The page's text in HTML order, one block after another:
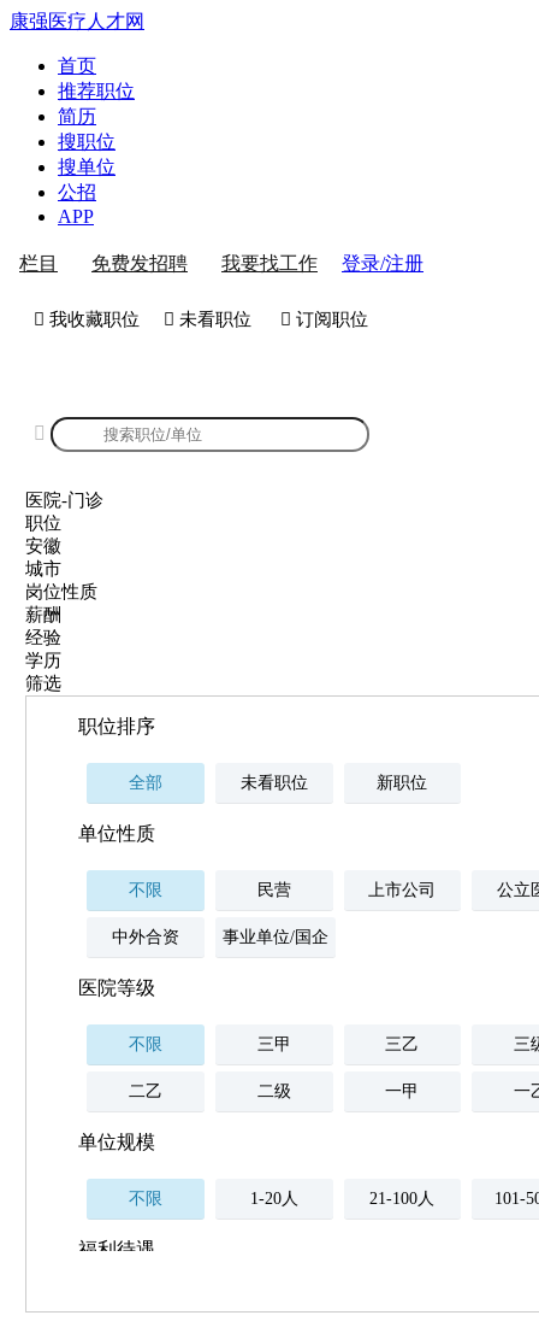
康强医疗人才网
首页
推荐职位
简历
搜职位
搜单位
公招
APP
栏目 免费发招聘 我要找工作 登录/注册
 我收藏职位  未看职位  订阅职位

医院-门诊
职位
安徽
城市
岗位性质
薪酬
经验
学历
筛选
职位排序
全部 未看职位 新职位
单位性质
不限 民营 上市公司 公立
中外合资 事业单位/国企
医院等级
不限 三甲 三乙 三
二乙 二级 一甲 一
单位规模
不限 1-20人 21-100人 101-
福利待遇